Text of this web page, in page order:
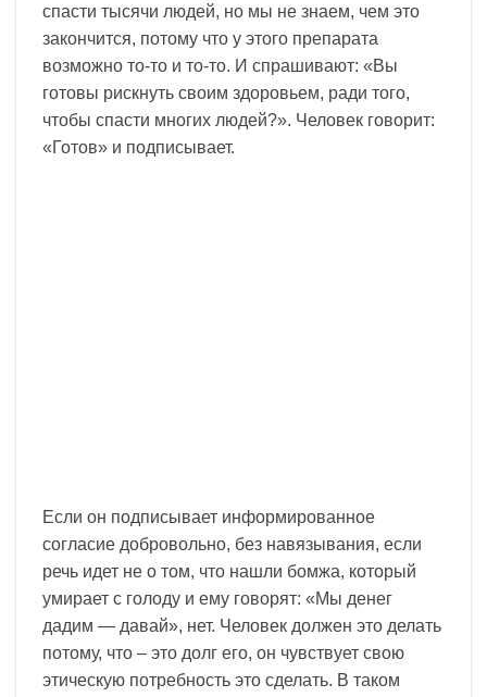
спасти тысячи людей, но мы не знаем, чем это
закончится, потому что у этого препарата
возможно то-то и то-то. И спрашивают: «Вы
готовы рискнуть своим здоровьем, ради того,
чтобы спасти многих людей?». Человек говорит:
«Готов» и подписывает.
Если он подписывает информированное
согласие добровольно, без навязывания, если
речь идет не о том, что нашли бомжа, который
умирает с голоду и ему говорят: «Мы денег
дадим — давай», нет. Человек должен это делать
потому, что – это долг его, он чувствует свою
этическую потребность это сделать. В таком